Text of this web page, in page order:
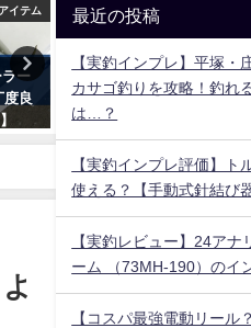
イテム
ー
度良
タバレ含む感想レビュー【
すじ・魅力徹底解説】
最近の投稿
【実釣インプレ】平塚・
カサゴ釣りを攻略！釣れ
は…？
【実釣インプレ評価】ト
使える？【手動式針結び器
【実釣レビュー】24アナ
ーム （73MH-190）のイ
【コスパ最強電動リール